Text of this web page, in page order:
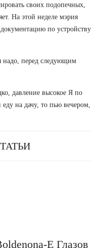
своих подопечных,
На этой неделе мэрия
по устройству
надо, перед следующим
давление высокое Я по
на дачу, то пью вечером,
E Глазов